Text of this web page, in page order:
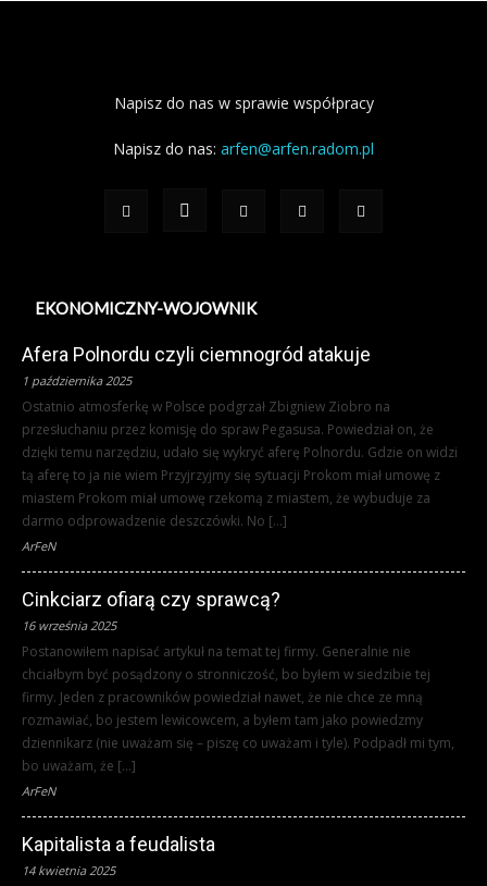
Napisz do nas w sprawie współpracy
Napisz do nas: arfen@arfen.radom.pl
EKONOMICZNY-WOJOWNIK
Afera Polnordu czyli ciemnogród atakuje
1 października 2025
Ostatnio atmosferkę w Polsce podgrzał Zbigniew Ziobro na
przesłuchaniu przez komisję do spraw Pegasusa. Powiedział on, że
dzięki temu narzędziu, udało się wykryć aferę Polnordu. Gdzie on widzi
tą aferę to ja nie wiem Przyjrzyjmy się sytuacji Prokom miał umowę z
miastem Prokom miał umowę rzekomą z miastem, że wybuduje za
darmo odprowadzenie deszczówki. No […]
ArFeN
Cinkciarz ofiarą czy sprawcą?
16 września 2025
Postanowiłem napisać artykuł na temat tej firmy. Generalnie nie
chciałbym być posądzony o stronniczość, bo byłem w siedzibie tej
firmy. Jeden z pracowników powiedział nawet, że nie chce ze mną
rozmawiać, bo jestem lewicowcem, a byłem tam jako powiedzmy
dziennikarz (nie uważam się – piszę co uważam i tyle). Podpadł mi tym,
bo uważam, że […]
ArFeN
Kapitalista a feudalista
14 kwietnia 2025